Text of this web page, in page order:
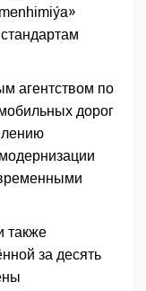
агентством по
дорог
также
за десять